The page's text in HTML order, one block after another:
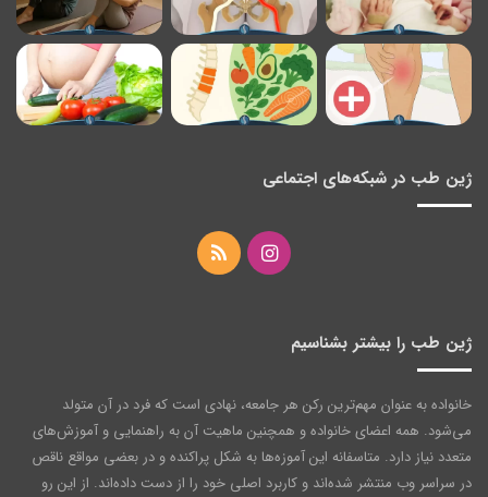
ژین طب در شبکه‌های اجتماعی
اینستاگرامخوراک
ژین طب را بیشتر بشناسیم
خانواده به عنوان مهم‌ترین رکن هر جامعه‌، نهادی است که فرد در آن متولد
می‌شود. همه اعضای خانواده و همچنین ماهیت آن به راهنمایی و آموزش‌های
متعدد نیاز دارد. متاسفانه این آموزه‌ها به شکل پراکنده و در بعضی مواقع ناقص
در سراسر وب منتشر شده‌اند و کاربرد اصلی خود را از دست داده‌اند. از این رو